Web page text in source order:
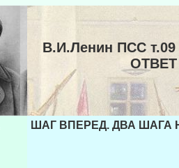
В.И.Ленин ПСС
ШАГ ВПЕРЕД. ДВА ШАГА